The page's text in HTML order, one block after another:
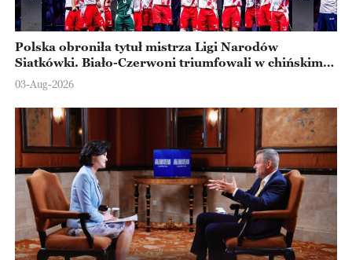
Polska obroniła tytuł mistrza Ligi Narodów
Siatkówki. Biało-Czerwoni triumfowali w chińskim
Ningbo
03-Aug-2026